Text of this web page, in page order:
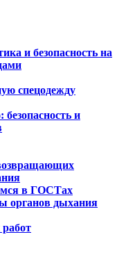
и безопасность на
спецодежду
и
в ГОСТах
органов дыхания